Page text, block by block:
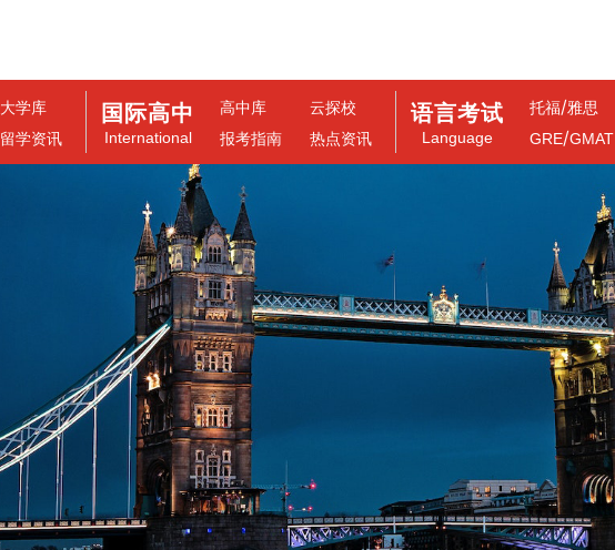
大学库
留学资讯
国际高中
International
高中库
云探校
报考指南
热点资讯
语言考试
Language
托福/雅思
GRE/GMAT